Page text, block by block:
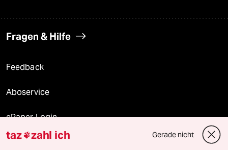
Fragen & Hilfe
Feedback
Aboservice
ePaper Login
Downloads für Abonnierende
taz zahl ich Gerade nicht